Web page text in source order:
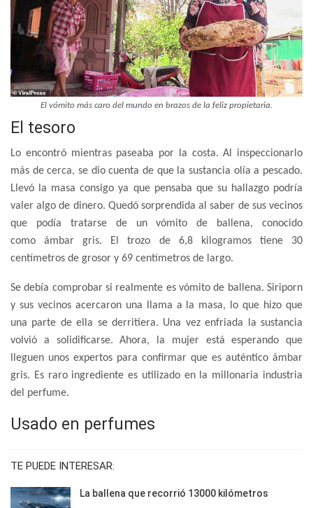
El vómito más caro del mundo en brazos de la feliz propietaria.
El tesoro
Lo encontró mientras paseaba por la costa. Al inspeccionarlo
más de cerca, se dio cuenta de que la sustancia olía a pescado.
Llevó la masa consigo ya que pensaba que su hallazgo podría
valer algo de dinero. Quedó sorprendida al saber de sus vecinos
que podía tratarse de un vómito de ballena, conocido
como ámbar gris. El trozo de 6,8 kilogramos tiene 30
centímetros de grosor y 69 centímetros de largo.
Se debía comprobar si realmente es vómito de ballena. Siriporn
y sus vecinos acercaron una llama a la masa, lo que hizo que
una parte de ella se derritiera. Una vez enfriada la sustancia
volvió a solidificarse. Ahora, la mujer está esperando que
lleguen unos expertos para confirmar que es auténtico ámbar
gris. Es raro ingrediente es utilizado en la millonaria industria
del perfume.
Usado en perfumes
TE PUEDE INTERESAR:
La ballena que recorrió 13000 kilómetros